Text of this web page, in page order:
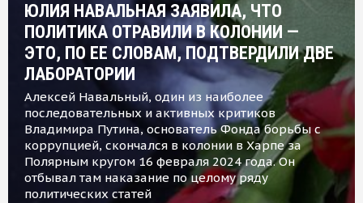
ЮЛИЯ НАВАЛЬНАЯ ЗАЯВИЛА, ЧТО
ПОЛИТИКА ОТРАВИЛИ В КОЛОНИИ —
ЭТО, ПО ЕЕ СЛОВАМ, ПОДТВЕРДИЛИ ДВЕ
ЛАБОРАТОРИИ
Алексей Навальный, один из наиболее
последовательных и активных критиков
Владимира Путина, основатель Фонда борьбы с
коррупцией, скончался в колонии в Харпе за
Полярным кругом 16 февраля 2024 года. Он
отбывал там наказание по целому ряду
политических статей